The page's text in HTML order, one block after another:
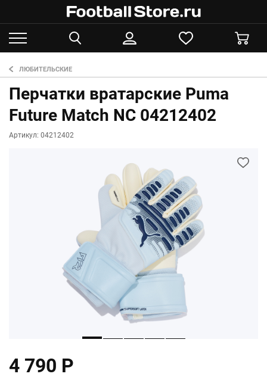
ЛЮБИТЕЛЬСКИЕ
Перчатки вратарские Puma
Future Match NC 04212402
Артикул: 04212402
4 790 Р